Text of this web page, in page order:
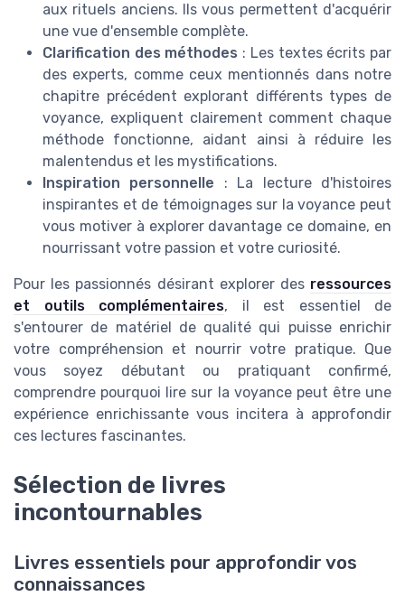
aux rituels anciens. Ils vous permettent d'acquérir
une vue d'ensemble complète.
Clarification des méthodes : Les textes écrits par
des experts, comme ceux mentionnés dans notre
chapitre précédent explorant différents types de
voyance, expliquent clairement comment chaque
méthode fonctionne, aidant ainsi à réduire les
malentendus et les mystifications.
Inspiration personnelle : La lecture d'histoires
inspirantes et de témoignages sur la voyance peut
vous motiver à explorer davantage ce domaine, en
nourrissant votre passion et votre curiosité.
Pour les passionnés désirant explorer des ressources
et outils complémentaires, il est essentiel de
s'entourer de matériel de qualité qui puisse enrichir
votre compréhension et nourrir votre pratique. Que
vous soyez débutant ou pratiquant confirmé,
comprendre pourquoi lire sur la voyance peut être une
expérience enrichissante vous incitera à approfondir
ces lectures fascinantes.
Sélection de livres
incontournables
Livres essentiels pour approfondir vos
connaissances